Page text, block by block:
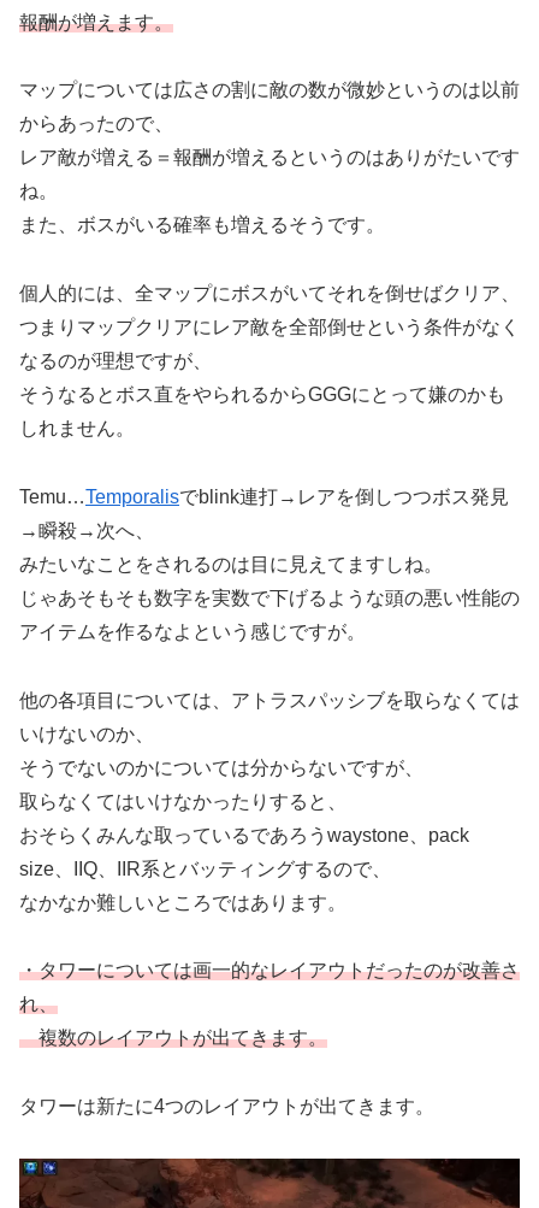
報酬が増えます。
マップについては広さの割に敵の数が微妙というのは以前
からあったので、
レア敵が増える＝報酬が増えるというのはありがたいです
ね。
また、ボスがいる確率も増えるそうです。
個人的には、全マップにボスがいてそれを倒せばクリア、
つまりマップクリアにレア敵を全部倒せという条件がなく
なるのが理想ですが、
そうなるとボス直をやられるからGGGにとって嫌のかも
しれません。
Temu…Temporalisでblink連打→レアを倒しつつボス発見
→瞬殺→次へ、
みたいなことをされるのは目に見えてますしね。
じゃあそもそも数字を実数で下げるような頭の悪い性能の
アイテムを作るなよという感じですが。
他の各項目については、アトラスパッシブを取らなくては
いけないのか、
そうでないのかについては分からないですが、
取らなくてはいけなかったりすると、
おそらくみんな取っているであろうwaystone、pack
size、IIQ、IIR系とバッティングするので、
なかなか難しいところではあります。
・タワーについては画一的なレイアウトだったのが改善さ
れ、
複数のレイアウトが出てきます。
タワーは新たに4つのレイアウトが出てきます。